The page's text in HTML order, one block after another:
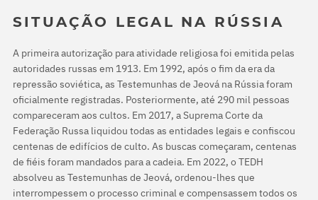
SITUAÇÃO LEGAL NA RÚSSIA
A primeira autorização para atividade religiosa foi emitida pelas
autoridades russas em 1913. Em 1992, após o fim da era da
repressão soviética, as Testemunhas de Jeová na Rússia foram
oficialmente registradas. Posteriormente, até 290 mil pessoas
compareceram aos cultos. Em 2017, a Suprema Corte da
Federação Russa liquidou todas as entidades legais e confiscou
centenas de edifícios de culto. As buscas começaram, centenas
de fiéis foram mandados para a cadeia. Em 2022, o TEDH
absolveu as Testemunhas de Jeová, ordenou-lhes que
interrompessem o processo criminal e compensassem todos os